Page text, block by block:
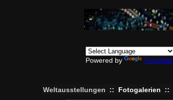
Powered by Translate
Weltausstellungen
:: Fotogalerien ::